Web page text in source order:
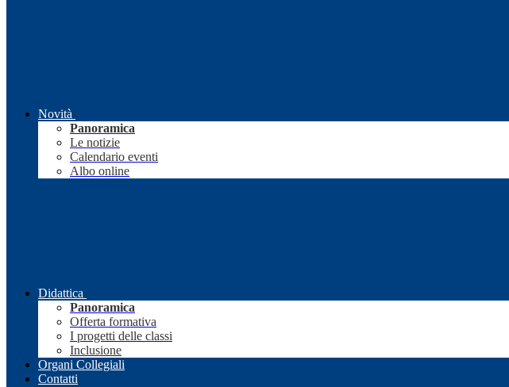
Novità
Panoramica
Le notizie
Calendario eventi
Albo online
Didattica
Panoramica
Offerta formativa
I progetti delle classi
Inclusione
Organi Collegiali
Contatti